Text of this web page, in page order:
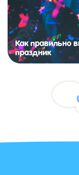
Как правильно
праздник